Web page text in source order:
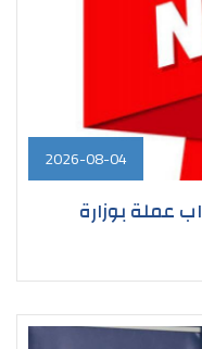
2026-08-04
عملة بوزارة